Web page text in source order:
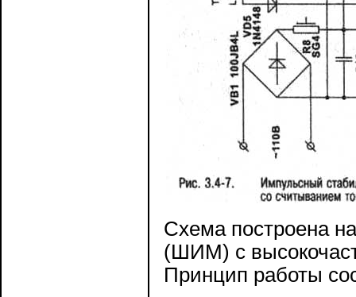
Схема построена
(ШИМ) с
Принцип работы